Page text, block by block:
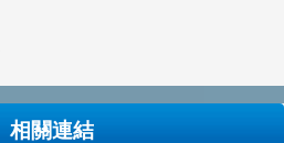
相關連結